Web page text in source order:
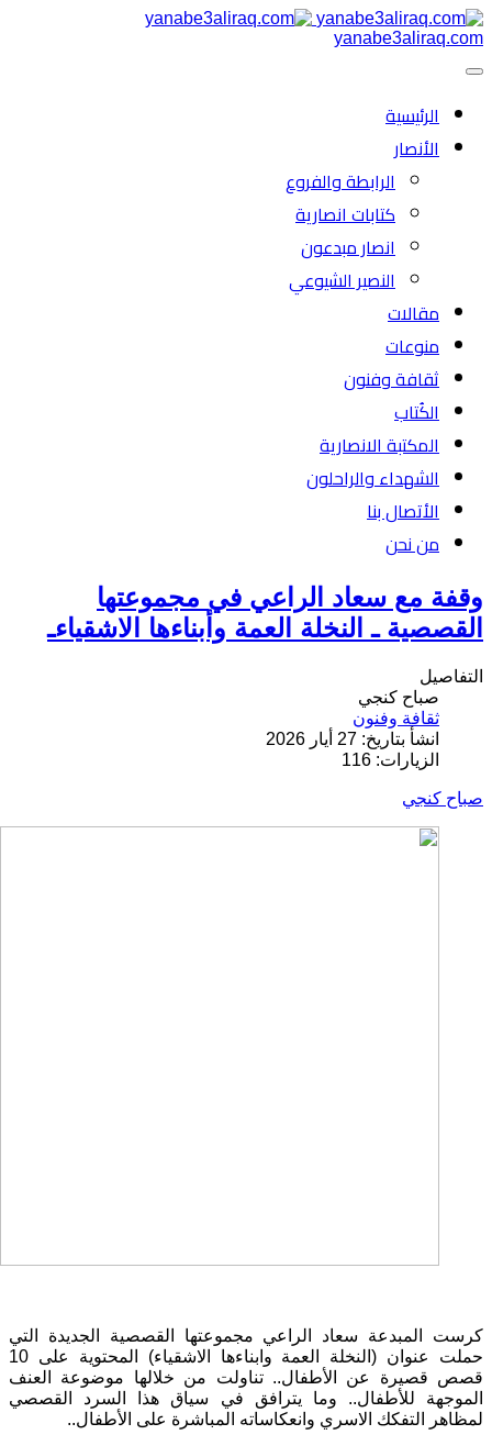
yanabe3aliraq.com
الرئیسية
الأنصار
الرابطة والفروع
كتابات انصارية
انصار مبدعون
النصیر الشیوعي
مقالات
منوعات
ثقافة وفنون
الكُتاب
المكتبة الانصارية
الشهداء والراحلون
الأتصال بنا
من نحن
وقفة مع سعاد الراعي في مجموعتها
القصصية ـ النخلة العمة وأبناءها الاشقياءـ
التفاصيل
صباح كنجي
ثقافة وفنون
انشأ بتاريخ: 27 أيار 2026
الزيارات: 116
صباح كنجي
كرست المبدعة سعاد الراعي مجموعتها القصصية الجديدة التي
حملت عنوان (النخلة العمة وابناءها الاشقياء) المحتوية على 10
قصص قصيرة عن الأطفال.. تناولت من خلالها موضوعة العنف
الموجهة للأطفال.. وما يترافق في سياق هذا السرد القصصي
لمظاهر التفكك الاسري وانعكاساته المباشرة على الأطفال..